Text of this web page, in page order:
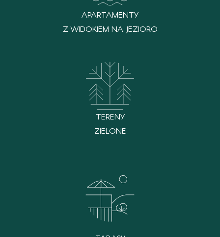
APARTAMENTY
Z WIDOKIEM NA JEZIORO
TERENY
ZIELONE